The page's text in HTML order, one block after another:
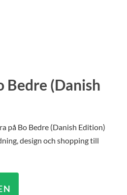
Bedre (Danish
på Bo Bedre (Danish Edition)
design och shopping till